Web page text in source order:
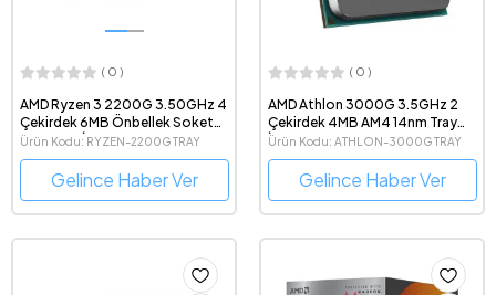
( 0 )
AMD Ryzen 3 2200G 3.50GHz 4
Çekirdek 6MB Önbellek Soket
AM4 Tray İşlemci
Ürün Kodu: RYZEN-2200G TRAY
Gelince Haber Ver
( 0 )
AMD Athlon 3000G 3.5GHz 2
Çekirdek 4MB AM4 14nm Tray
İşlemci
Ürün Kodu: ATHLON-3000G TRAY
Gelince Haber Ver